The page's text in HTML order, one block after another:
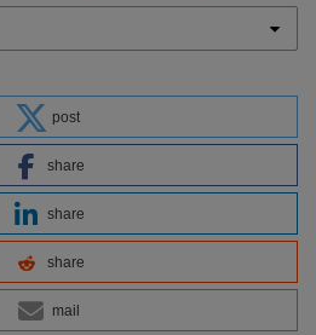
post
share
share
share
mail